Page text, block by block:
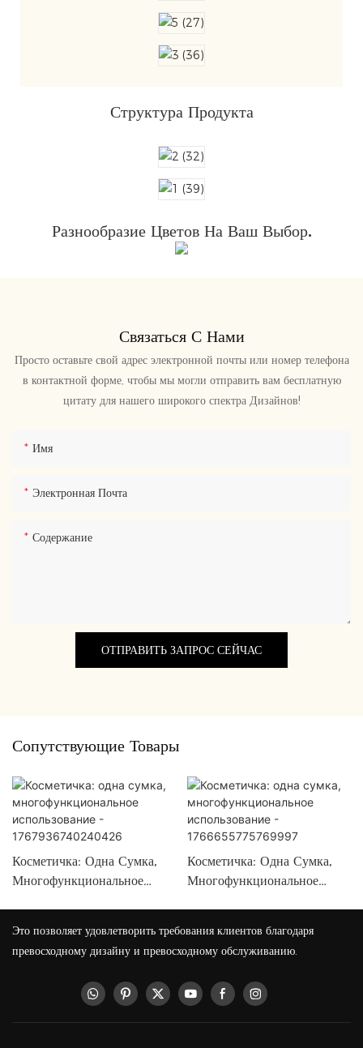
Структура Продукта
Разнообразие Цветов На Ваш Выбор.
Связаться С Нами
Просто оставьте свой адрес электронной почты или номер телефона
в контактной форме, чтобы мы могли отправить вам бесплатную
цитату для нашего широкого спектра Дизайнов!
Имя
Электронная Почта
Содержание
ОТПРАВИТЬ ЗАПРОС СЕЙЧАС
Сопутствующие Товары
Косметичка: Одна Сумка,
Многофункциональное
Косметичка: Одна Сумка,
Многофункциональное
Это позволяет удовлетворить требования клиентов благодаря
превосходному дизайну и превосходному обслуживанию.